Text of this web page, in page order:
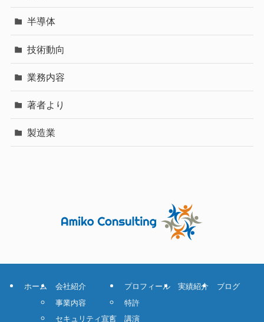
半導体
技術動向
業務内容
著者より
製造業
ホーム
会社紹介
事業内容
セキュリティ宣言
プロフィール
特許
講演
実績紹介 ブログ